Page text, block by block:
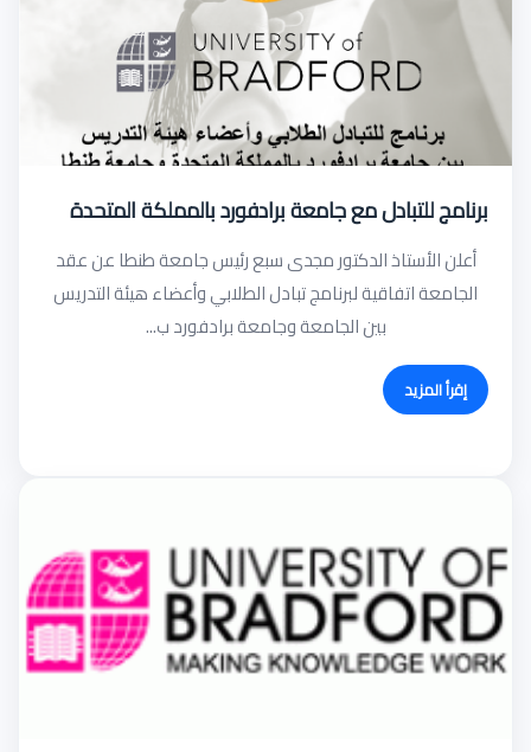
برنامج للتبادل مع جامعة برادفورد بالمملكة المتحدة
أعلن الأستاذ الدكتور مجدى سبع رئيس جامعة طنطا عن عقد
الجامعة اتفاقية لبرنامج تبادل الطلابي وأعضاء هيئة التدريس
بين الجامعة وجامعة برادفورد ب...
إقرأ المزيد